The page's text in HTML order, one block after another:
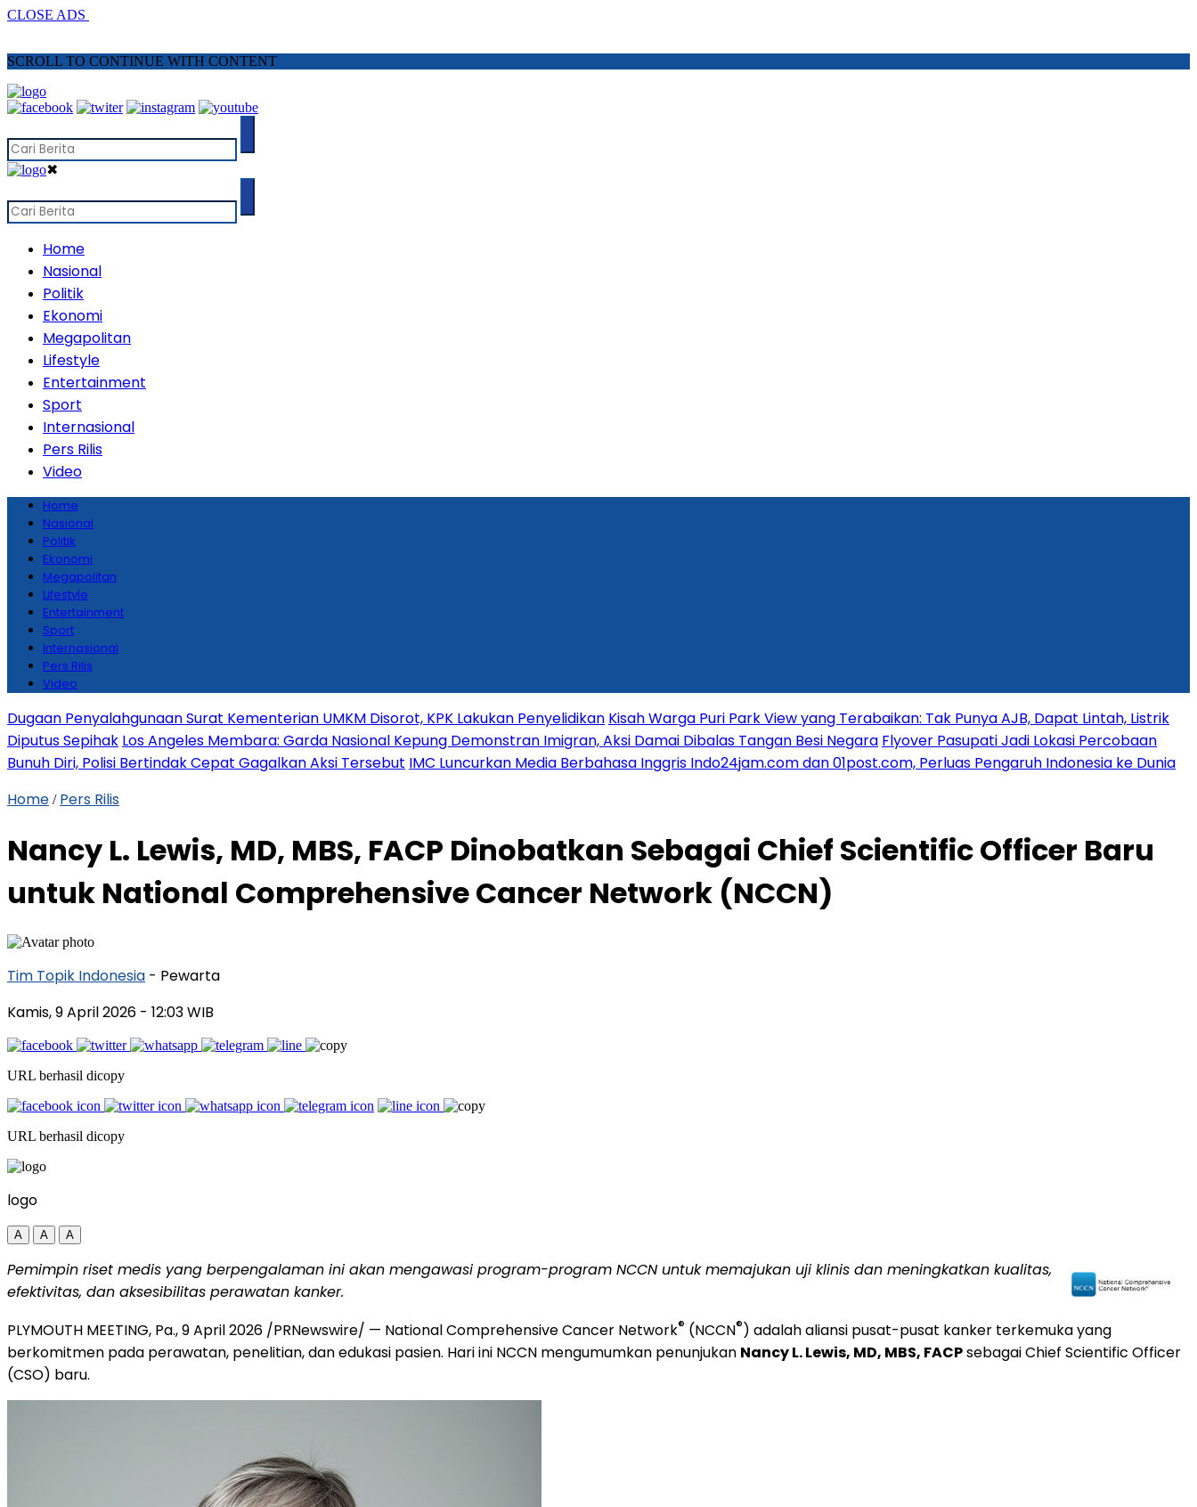
CLOSE ADS
SCROLL TO CONTINUE WITH CONTENT
✖
Home
Nasional
Politik
Ekonomi
Megapolitan
Lifestyle
Entertainment
Sport
Internasional
Pers Rilis
Video
Home
Nasional
Politik
Ekonomi
Megapolitan
Lifestyle
Entertainment
Sport
Internasional
Pers Rilis
Video
Dugaan Penyalahgunaan Surat Kementerian UMKM Disorot, KPK Lakukan Penyelidikan Kisah Warga Puri Park View yang Terabaikan: Tak Punya AJB, Dapat Lintah, Listrik
Diputus Sepihak Los Angeles Membara: Garda Nasional Kepung Demonstran Imigran, Aksi Damai Dibalas Tangan Besi Negara Flyover Pasupati Jadi Lokasi Percobaan
Bunuh Diri, Polisi Bertindak Cepat Gagalkan Aksi Tersebut IMC Luncurkan Media Berbahasa Inggris Indo24jam.com dan 01post.com, Perluas Pengaruh Indonesia ke Dunia
Home / Pers Rilis
Nancy L. Lewis, MD, MBS, FACP Dinobatkan Sebagai Chief Scientific Officer Baru
untuk National Comprehensive Cancer Network (NCCN)
Tim Topik Indonesia - Pewarta
Kamis, 9 April 2026 - 12:03 WIB
URL berhasil dicopy
URL berhasil dicopy
logo
A A A
Pemimpin riset medis yang berpengalaman ini akan mengawasi program-program NCCN untuk memajukan uji klinis dan meningkatkan kualitas,
efektivitas, dan aksesibilitas perawatan kanker.
PLYMOUTH MEETING, Pa.,9 April 2026 /PRNewswire/ — National Comprehensive Cancer Network® (NCCN®) adalah aliansi pusat-pusat kanker terkemuka yang
berkomitmen pada perawatan, penelitian, dan edukasi pasien. Hari ini NCCN mengumumkan penunjukan Nancy L. Lewis, MD, MBS, FACPsebagai Chief Scientific Officer
(CSO) baru.